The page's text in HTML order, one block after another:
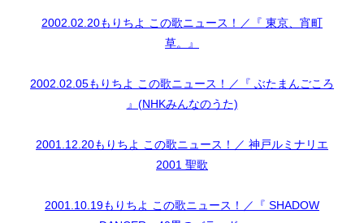
2002.02.20もりちよ この歌ニュース！／『 東京、宵町
草。』
2002.02.05もりちよ この歌ニュース！／『 ぶたまんごころ
』(NHKみんなのうた)
2001.12.20もりちよ この歌ニュース！／ 神戸ルミナリエ
2001 聖歌
2001.10.19もりちよ この歌ニュース！／『 SHADOW